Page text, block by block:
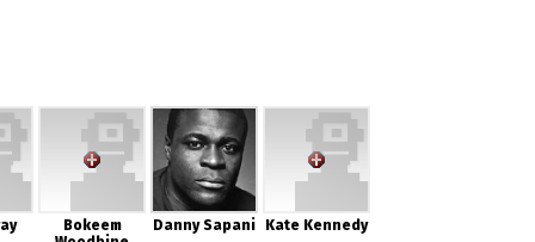
Bokeem
Danny Sapani Kate Kennedy